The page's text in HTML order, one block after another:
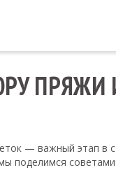
— важный этап
поделимся